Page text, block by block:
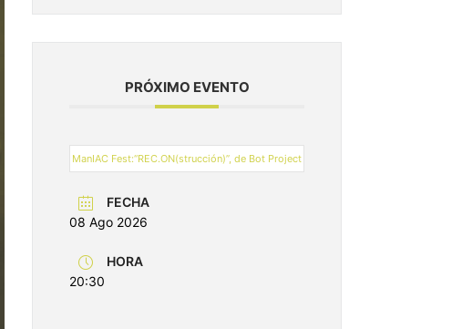
PRÓXIMO EVENTO
ManIAC Fest:“REC.ON(strucción)”, de Bot Project
FECHA
08 Ago 2026
HORA
20:30